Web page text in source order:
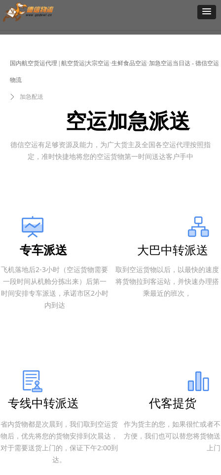
空运加急派送
大巴中转派送
德信空运有足够资源及能力，为广大货主及全国各空运代理按照指
定，准时快捷地将您的空运货物第一时间送达客户手中
专车派送
飞机落地后2-3小时（空运货物需要
一段时间从机舱分拣出来）后第一
时间安排专车派送，承诺市区2小时
内到达
专线中转派送
省内货物都是次晨到，我们取到空运货
物后，优先将您的货物安排到次晨达，
对于需要送货上门的，保证下午2:00到
达。
取到空运货物以后，以最快的速度
将货物拉到客运站，并快速办理搭
乘最近的班次，
作为货主的您，如果很忙或者不
方便，我们也可以替您将货物送
上门
代客提货
国内航空货运代理 | 航空货运|大宗空运·生鲜食品空运·加急空运当日达 - 德信空运
物流
ꄲ 加急配送